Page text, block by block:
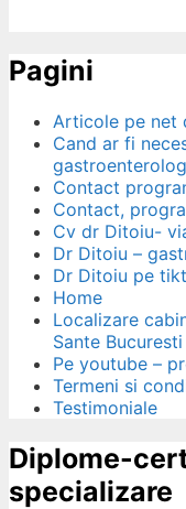
Pagini
Articole pe net
Cand ar fi
Contact
Contact,
Cv dr Ditoiu-
Dr Ditoiu –
Dr Ditoiu pe
Home
Localizare
Sante Bucuresti
Pe youtube –
Termeni si
Testimoniale
Diplome-
specializare